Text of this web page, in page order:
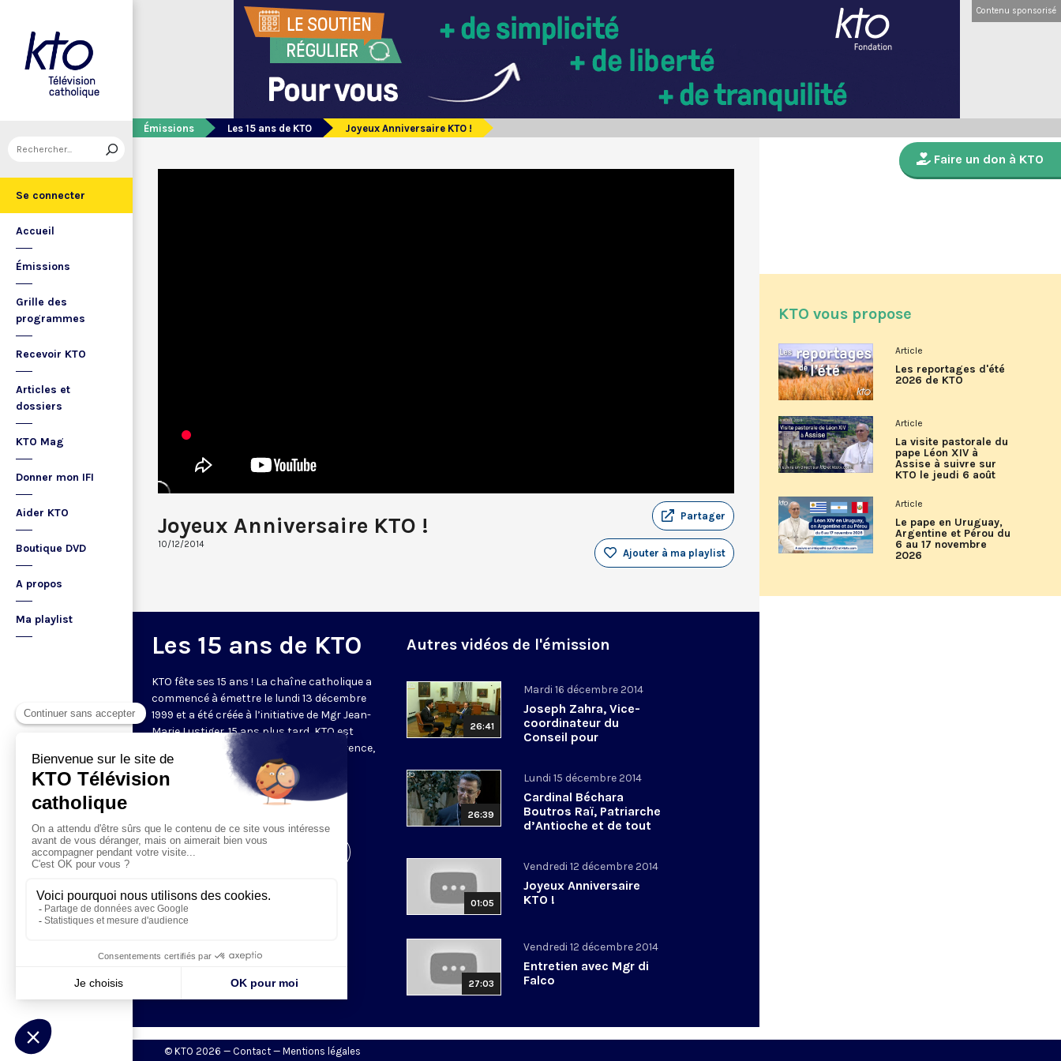
Se connecter
Accueil
Émissions
Grille des
programmes
Recevoir KTO
Articles et
dossiers
KTO Mag
Donner mon IFI
Aider KTO
Boutique DVD
A propos
Ma playlist
Contenu sponsorisé
Émissions Les 15 ans de KTO Joyeux Anniversaire KTO !
Joyeux Anniversaire KTO !
10/12/2014
Partager
Ajouter à ma playlist
Les 15 ans de KTO
KTO fête ses 15 ans ! La chaîne catholique a
commencé à émettre le lundi 13 décembre
1999 et a été créée à l’initiative de Mgr Jean-
Marie Lustiger. 15 ans plus tard, KTO est
devenu un média francophone de référence,
diffusée dans plusieurs dizaines de
pays dans le monde. Pour fêter cet
anniversaire, la chaîne a déployé une
Visiter la page de l'émission
Autres vidéos de l'émission
26:41
Mardi 16 décembre 2014
Joseph Zahra, Vice-
coordinateur du
Conseil pour
26:39
Lundi 15 décembre 2014
Cardinal Béchara
Boutros Raï, Patriarche
d’Antioche et de tout
01:05
Vendredi 12 décembre 2014
Joyeux Anniversaire
KTO !
27:03
Vendredi 12 décembre 2014
Entretien avec Mgr di
Falco
Faire un don à KTO
KTO vous propose
Article
Les reportages d'été
2026 de KTO
Article
La visite pastorale du
pape Léon XIV à
Assise à suivre sur
KTO le jeudi 6 août
Article
Le pape en Uruguay,
Argentine et Pérou du
6 au 17 novembre
2026
© KTO 2026 — Contact — Mentions légales